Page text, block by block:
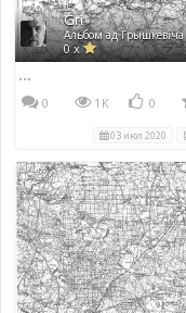
Gri
Альбом ад Грышкевіча
0 x
...
0 1К 0
03 июл 2020